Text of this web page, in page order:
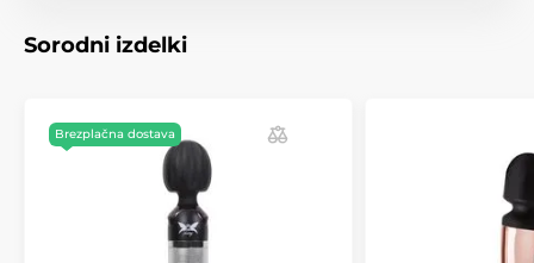
Sorodni izdelki
Brezplačna dostava